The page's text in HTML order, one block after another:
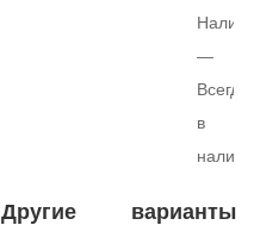
—
Всегда
в
Другие варианты